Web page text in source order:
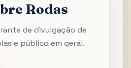
Rodas
de divulgação de
e público em geral.